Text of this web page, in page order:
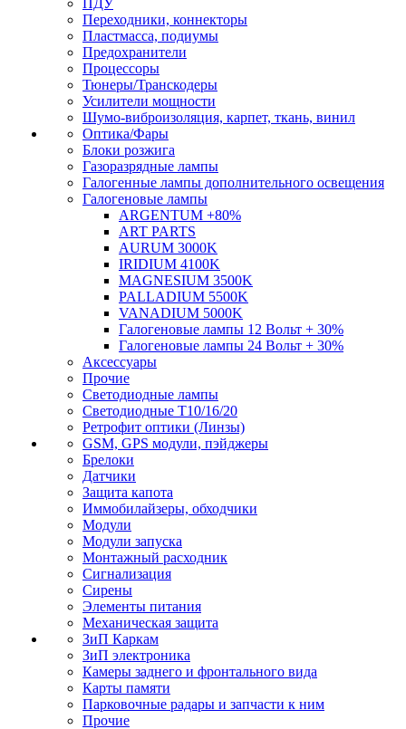
ПДУ
Переходники, коннекторы
Пластмасса, подиумы
Предохранители
Процессоры
Тюнеры/Транскодеры
Усилители мощности
Шумо-виброизоляция, карпет, ткань, винил
Оптика/Фары
Блоки розжига
Газоразрядные лампы
Галогенные лампы дополнительного освещения
Галогеновые лампы
ARGENTUM +80%
ART PARTS
AURUM 3000K
IRIDIUM 4100K
MAGNESIUM 3500K
PALLADIUM 5500K
VANADIUM 5000K
Галогеновые лампы 12 Вольт + 30%
Галогеновые лампы 24 Вольт + 30%
Аксессуары
Прочие
Светодиодные лампы
Светодиодные Т10/16/20
Ретрофит оптики (Линзы)
GSM, GPS модули, пэйджеры
Брелоки
Датчики
Защита капота
Иммобилайзеры, обходчики
Модули
Модули запуска
Монтажный расходник
Сигнализация
Сирены
Элементы питания
Механическая защита
ЗиП Каркам
ЗиП электроника
Камеры заднего и фронтального вида
Карты памяти
Парковочные радары и запчасти к ним
Прочие